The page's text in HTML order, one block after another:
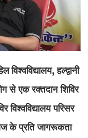
विश्वविद्यालय, हल्द्वानी
से एक रक्तदान शिविर
परिसर
के प्रति जागरूकता